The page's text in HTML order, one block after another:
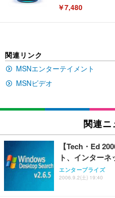
￥7,480
い 跳ね上げ式アー
キング pc 事務椅子
SIHOO B100 オフ
ュチェア 人間工学
￥27,999
Sezlife オフィスチ
ワーク チェア 強
EV3240X-WT |
イト
EIZO ビジネス向
EV2740X-WT |
￥109,572
【純正品】27"ゲ
フック付き（CFI-
回使い捨て 無香料
Amazonベーシッ
x2袋(84枚) ホワイ
￥3,234
ネオ・ルーライフ
り 単品
関連リンク
MSNエンターテイメント
MSNビデオ
関連ニ
【Tech・Ed
ト、インター
エンタープライズ
2006.9.2(土) 19:40